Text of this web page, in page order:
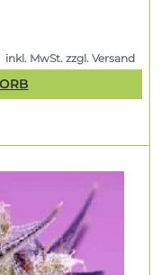
inkl. MwSt. zzgl. Versand